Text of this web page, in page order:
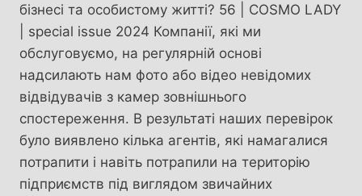
бізнесі та особистому житті? 56 | COSMO LADY
| special issue 2024 Компанії, які ми
обслуговуємо, на регулярній основі
надсилають нам фото або відео невідомих
відвідувачів з камер зовнішнього
спостереження. В результаті наших перевірок
було виявлено кілька агентів, які намагалися
потрапити і навіть потрапили на територію
підприємств під виглядом звичайних